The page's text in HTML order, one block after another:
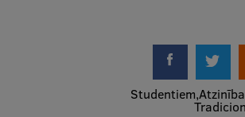
Studentiem Atzinība